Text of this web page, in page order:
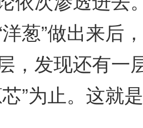
葱”做出来后
，发现还有一
”为止。这就